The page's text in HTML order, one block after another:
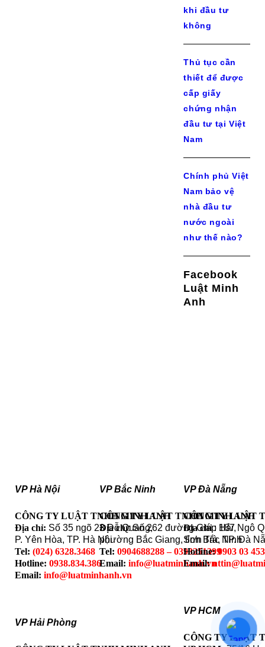
khi đầu tư
không
Thủ tục cần
thiết để được
cấp giấy
chứng nhận
đầu tư tại Việt
Nam
Chính phủ Việt
Nam bảo vệ
nhà đầu tư
nước ngoài
như thế nào?
Facebook
Luật Minh
Anh
VP Hà Nội
CÔNG TY LUẬT TNHH MINH ANH
Địa chỉ: Số 35 ngõ 23 Đỗ Quang,
P. Yên Hòa, TP. Hà Nội
Tel: (024) 6328.3468
Hotline: 0938.834.386
Email: info@luatminhanh.vn
VP Hải Phòng
VP Bắc Ninh
CÔNG TY LUẬT TNHH MINH ANH
Địa chỉ: Số 262 đường Giáp Hải,
phường Bắc Giang, tỉnh Bắc Ninh
Tel: 0904688288 – 0393251399
Email: info@luatminhanh.vn
VP Đà Nẵng
CÔNG TY LUẬT
Địa chỉ: 187 Ngô
Sơn Trà, TP. Đà
Hotline:0903 03
Email:
VP HCM
CÔNG TY LUẬT